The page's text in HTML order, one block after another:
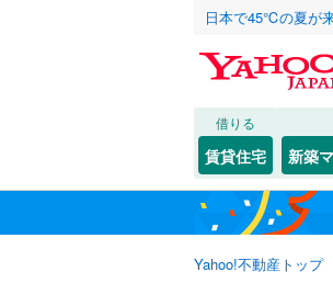
日本で45℃の夏が
借りる
賃貸住宅 新築
Yahoo!不動産トップ
北海道
東北
関東
広島市
JR
こだわり条